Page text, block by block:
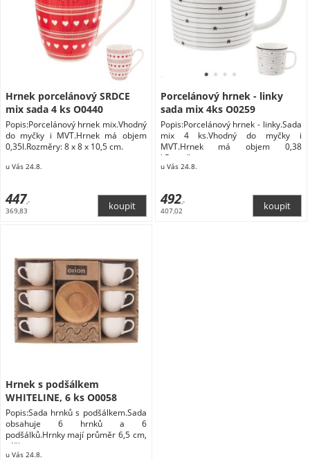
Hrnek porcelánový SRDCE
mix sada 4 ks O0440
Popis:Porcelánový hrnek mix.Vhodný
do myčky i MVT.Hrnek má objem
0,35l.Rozměry: 8 x 8 x 10,5 cm.
u Vás 24.8.
447,-
369,83
Porcelánový hrnek - linky
sada mix 4ks O0259
Popis:Porcelánový hrnek - linky.Sada
mix 4 ks.Vhodný do myčky i
MVT.Hrnek má objem 0,38
l.Rozměry:
u Vás 24.8.
492,-
407,02
Hrnek s podšálkem
WHITELINE, 6 ks O0058
Popis:Sada hrnků s podšálkem.Sada
obsahuje 6 hrnků a 6
podšálků.Hrnky mají průměr 6,5 cm,
výšku
u Vás 24.8.